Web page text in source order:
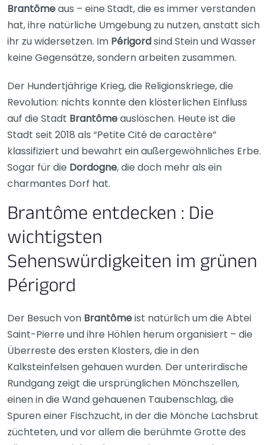
Brantômeaus – eine Stadt, die es immer verstanden
hat, ihre natürliche Umgebung zu nutzen, anstatt sich
ihr zu widersetzen. Im Périgordsind Stein und Wasser
keine Gegensätze, sondern arbeiten zusammen.
Der Hundertjährige Krieg, die Religionskriege, die
Revolution: nichts konnte den klösterlichen Einfluss
auf die Stadt Brantômeauslöschen. Heute ist die
Stadt seit 2018 als “Petite Cité de caractère”
klassifiziert und bewahrt ein außergewöhnliches Erbe.
Sogar für die Dordogne, die doch mehr als ein
charmantes Dorf hat.
Brantôme entdecken : Die
wichtigsten
Sehenswürdigkeiten im grünen
Périgord
Der Besuch von Brantômeist natürlich um die Abtei
Saint-Pierre und ihre Höhlen herum organisiert – die
Überreste des ersten Klosters, die in den
Kalksteinfelsen gehauen wurden. Der unterirdische
Rundgang zeigt die ursprünglichen Mönchszellen,
einen in die Wand gehauenen Taubenschlag, die
Spuren einer Fischzucht, in der die Mönche Lachsbrut
züchteten, und vor allem die berühmte Grotte des